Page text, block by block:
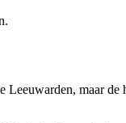
maar de